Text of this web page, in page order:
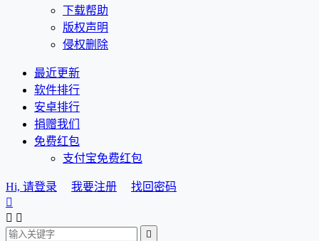
下载帮助
版权声明
侵权删除
最近更新
软件排行
安卓排行
捐赠我们
免费红包
支付宝免费红包
Hi, 请登录 我要注册
找回密码

 
